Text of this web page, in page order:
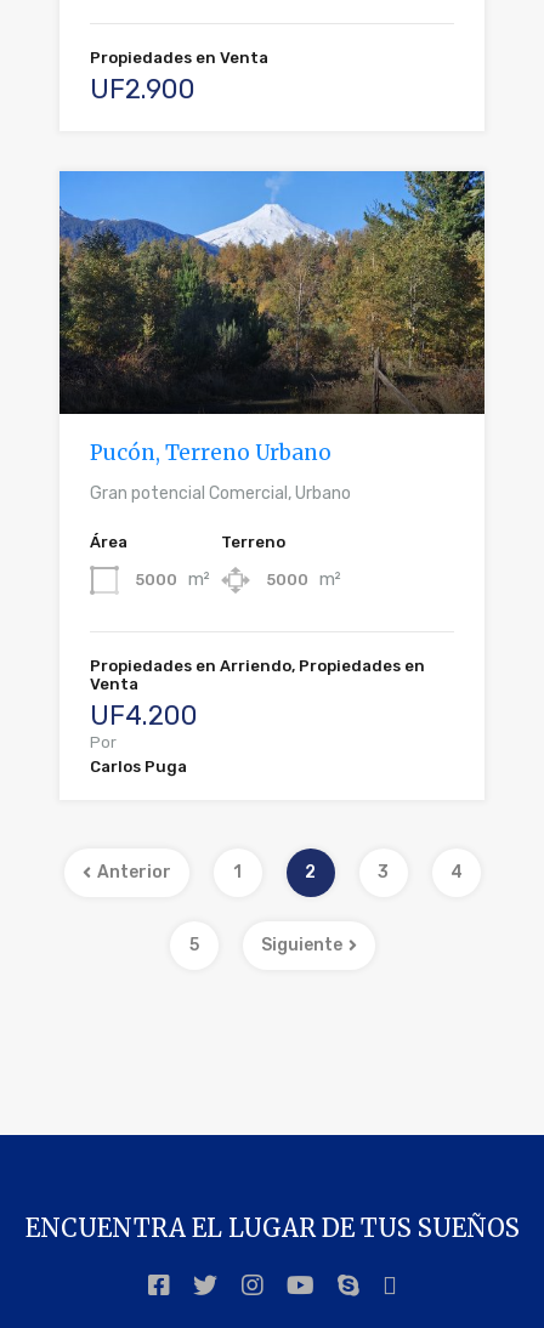
Propiedades en Venta
UF2.900
Pucón, Terreno Urbano
Gran potencial Comercial, Urbano
Área
5000 m²
Terreno
5000 m²
Propiedades en Arriendo, Propiedades en
Venta
UF4.200
Por
Carlos Puga
Anterior 1 2 3 4
5 Siguiente
ENCUENTRA EL LUGAR DE TUS SUEÑOS